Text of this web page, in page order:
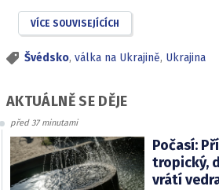
VÍCE SOUVISEJÍCÍCH
Švédsko, válka na Ukrajině, Ukrajina
AKTUÁLNĚ SE DĚJE
před 37 minutami
Počasí:
tropický,
vrátí